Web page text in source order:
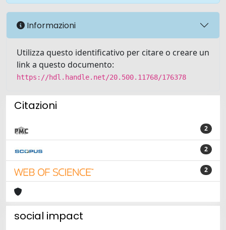
Informazioni
Utilizza questo identificativo per citare o creare un
link a questo documento:
https://hdl.handle.net/20.500.11768/176378
Citazioni
2
2
2
social impact